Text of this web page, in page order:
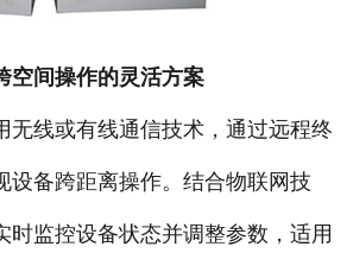
间操作的灵活方案
线或有线通信技术，通过远程终
设备跨距离操作。结合物联网技
时监控设备状态并调整参数，适用